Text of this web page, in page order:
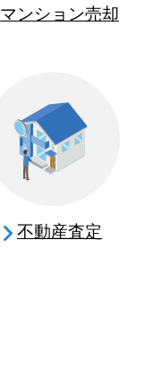
マンション売却
不動産査定